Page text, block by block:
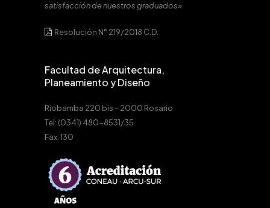
satisfacción de nuestros graduados».
Resolución N° 219/2018 C.D.
Facultad de Arquitectura,
Planeamiento y Diseño
Riobamba 220 bis – 2000 Rosario
Tel: (0341) 480-8531/35
Fax: 130